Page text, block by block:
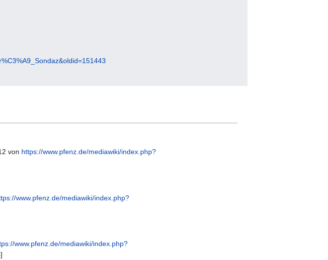
von https://www.pfenz.de/mediawiki/index.php?
www.pfenz.de/mediawiki/index.php?
www.pfenz.de/mediawiki/index.php?